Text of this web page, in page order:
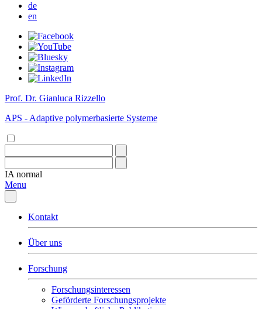
de
en
Prof. Dr. Gianluca Rizzello
APS - Adaptive polymerbasierte Systeme
IA normal
Menu
Kontakt
Über uns
Forschung
Forschungsinteressen
Geförderte Forschungsprojekte